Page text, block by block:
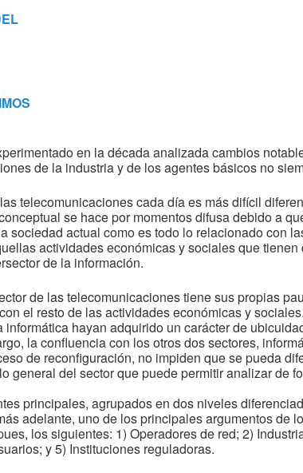
en la década analizada cambios
de la industria y de los agentes básicos no
telecomunicaciones cada día es más difícil
se hace por momentos difusa debido a
sociedad actual como es todo lo relacionado con
actividades económicas y sociales que
de la información.
de las telecomunicaciones tiene sus propias
el resto de las actividades económicas y
hayan adquirido un carácter de
la confluencia con los otros dos sectores,
de reconfiguración, no impiden que se pueda
general del sector que puede permitir analizar de
principales, agrupados en dos niveles
adelante, uno de los principales argumentos de
los siguientes: 1) Operadores de red; 2)
y 5) Instituciones reguladoras.